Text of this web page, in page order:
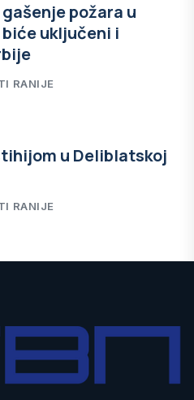
požara u
uključeni i
RANIJE
u Deliblatskoj
RANIJE